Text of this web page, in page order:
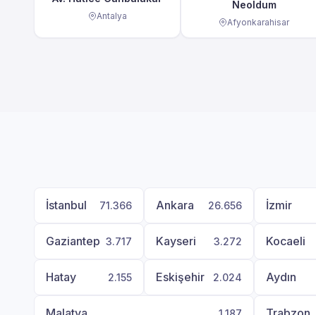
Antalya
Neoldum
Afyonkarahisar
İstanbul 71.366 Ankara 26.656 İzmir
Gaziantep 3.717 Kayseri 3.272 Kocaeli
Hatay 2.155 Eskişehir 2.024 Aydın